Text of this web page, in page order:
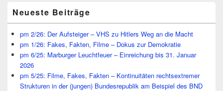
Seitenleisten
Widget-
Bereich
Neueste Beiträge
pm 2/26: Der Aufsteiger – VHS zu Hitlers Weg an die Macht
pm 1/26: Fakes, Fakten, Filme – Dokus zur Demokratie
pm 6/25: Marburger Leuchtfeuer – Einreichung bis 31. Januar
2026
pm 5/25: Filme, Fakes, Fakten – Kontinuitäten rechtsextremer
Strukturen in der (jungen) Bundesrepublik am Beispiel des BND